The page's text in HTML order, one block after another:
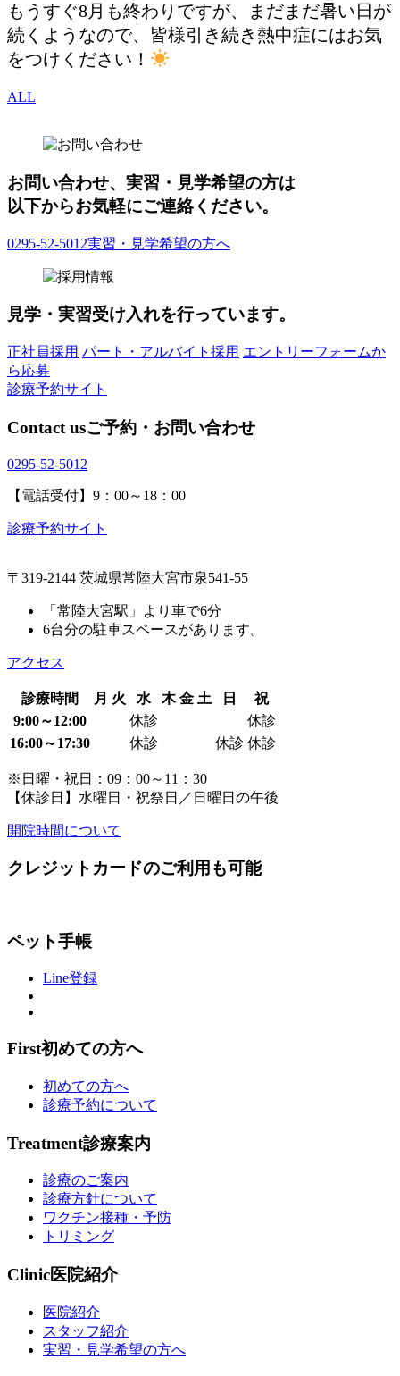
もうすぐ8月も終わりですが、まだまだ暑い日が
続くようなので、皆様引き続き熱中症にはお気
をつけください！
ALL
お問い合わせ、実習・見学希望の方は
以下からお気軽にご連絡ください。
0295-52-5012実習・見学希望の方へ
見学・実習受け入れを行っています。
正社員採用 パート・アルバイト採用 エントリーフォームか
ら応募
診療予約サイト
Contact usご予約・お問い合わせ
0295-52-5012
【電話受付】9：00～18：00
診療予約サイト
〒319-2144 茨城県常陸大宮市泉541-55
「常陸大宮駅」より車で6分
6台分の駐車スペースがあります。
アクセス
診療時間 月 火 水 木 金 土 日
祝
9:00～12:00
休診
休診
16:00～17:30
休診 休診 休診
※日曜・祝日：09：00～11：30
【休診日】水曜日・祝祭日／日曜日の午後
開院時間について
クレジットカードのご利用も可能
ペット手帳
Line登録
First初めての方へ
初めての方へ
診療予約について
Treatment診療案内
診療のご案内
診療方針について
ワクチン接種・予防
トリミング
Clinic医院紹介
医院紹介
スタッフ紹介
実習・見学希望の方へ